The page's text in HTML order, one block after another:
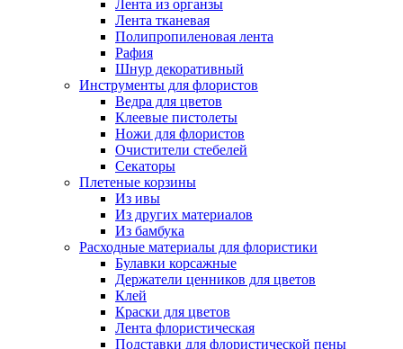
Лента из органзы
Лента тканевая
Полипропиленовая лента
Рафия
Шнур декоративный
Инструменты для флористов
Ведра для цветов
Клеевые пистолеты
Ножи для флористов
Очистители стебелей
Секаторы
Плетеные корзины
Из ивы
Из других материалов
Из бамбука
Расходные материалы для флористики
Булавки корсажные
Держатели ценников для цветов
Клей
Краски для цветов
Лента флористическая
Подставки для флористической пены